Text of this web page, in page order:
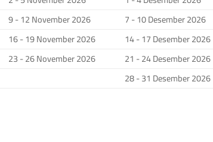
9 - 12 November 2026
7 - 10 Desember 2026
16 - 19 November 2026
14 - 17 Desember 2026
23 - 26 November 2026
21 - 24 Desember 2026
28 - 31 Desember 2026